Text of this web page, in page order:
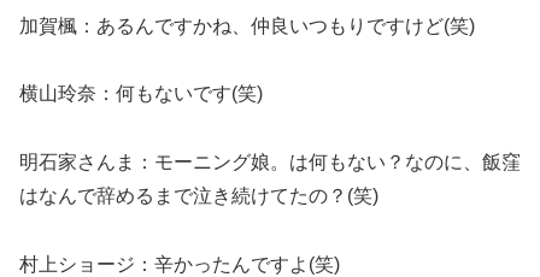
加賀楓：あるんですかね、仲良いつもりですけど(笑)
横山玲奈：何もないです(笑)
明石家さんま：モーニング娘。は何もない？なのに、飯窪
はなんで辞めるまで泣き続けてたの？(笑)
村上ショージ：辛かったんですよ(笑)